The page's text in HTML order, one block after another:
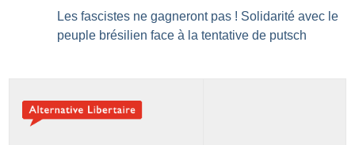
Les fascistes ne gagneront pas ! Solidarité avec le
peuple brésilien face à la tentative de putsch